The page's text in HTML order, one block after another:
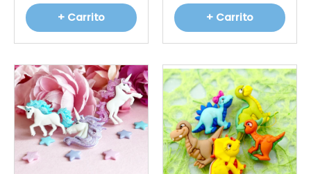
+ Carrito + Carrito